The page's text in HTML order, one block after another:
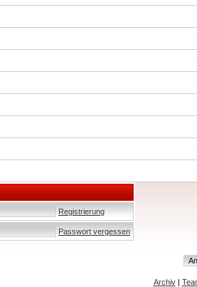
Registrierung
Passwort vergessen
Archiv|